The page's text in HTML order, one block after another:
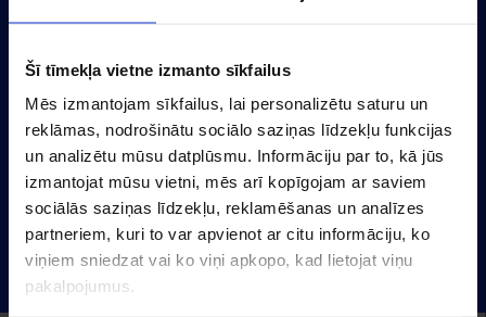
Šī tīmekļa vietne izmanto sīkfailus
Mēs izmantojam sīkfailus, lai personalizētu saturu un
reklāmas, nodrošinātu sociālo saziņas līdzekļu funkcijas
un analizētu mūsu datplūsmu. Informāciju par to, kā jūs
izmantojat mūsu vietni, mēs arī kopīgojam ar saviem
sociālās saziņas līdzekļu, reklamēšanas un analīzes
partneriem, kuri to var apvienot ar citu informāciju, ko
viņiem sniedzat vai ko viņi apkopo, kad lietojat viņu
pakalpojumus.
Cookie settings
Baznicas 20/22-30, Riga, LV-1010, Latvia
(+371) 67356110
marketing@cv.lv
Latvia